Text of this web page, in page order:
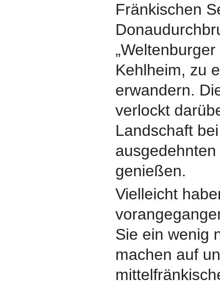
Fränkischen
Kehlheim, zu
erwandern.
verlockt
Landschaft
genießen.
Vielleicht
Sie ein wenig
machen auf